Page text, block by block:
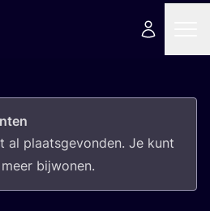
al plaats­ge­von­den. Je kunt
bijwonen.